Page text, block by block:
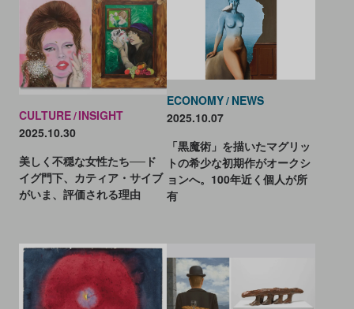
CULTURE INSIGHT
2025.10.30
美しく不穏な女性たち──ド
イグ門下、カティア・サイブ
がいま、評価される理由
ECONOMY NEWS
2025.10.07
「黒魔術」を描いたマグリッ
トの希少な初期作がオークシ
ョンへ。100年近く個人が所
有